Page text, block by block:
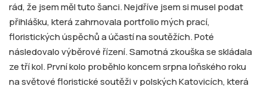
rád, že jsem měl tuto šanci. Nejdříve jsem si musel podat
přihlášku, která zahrnovala portfolio mých prací,
floristických úspěchů a účastí na soutěžích. Poté
následovalo výběrové řízení. Samotná zkouška se skládala
ze tří kol. První kolo proběhlo koncem srpna loňského roku
na světové floristické soutěži v polských Katovicích, která